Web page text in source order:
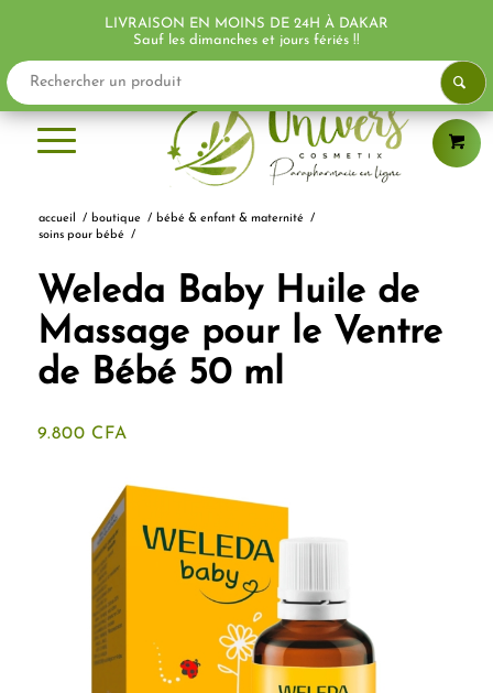
accueil / boutique / bébé & enfant & maternité
/
soins pour bébé
/
Weleda Baby Huile de
Massage pour le Ventre
de Bébé 50 ml
9.800 CFA
LIVRAISON EN MOINS DE 24H À DAKAR
Sauf les dimanches et jours fériés !!